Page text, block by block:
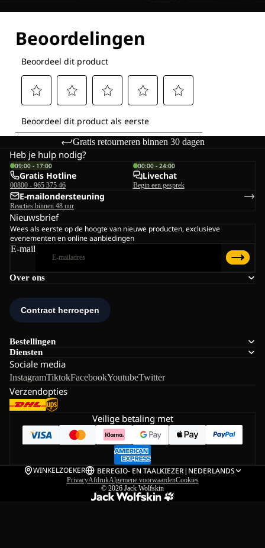
Gratis retourneren binnen 30 dagen
Over ons
Bestellingen
Diensten
Sociale media
InstagramTiktokFacebookYoutubeTwitter
Verzendopties
Heb je hulp nodig?
09:00 - 17:00
Gratis Hotline
00800 - 965 375 46
00:00 - 24:00
Livechat
Begin een gesprek
E-mailondersteuning
Reacties binnen 48 uur
Nieuwsbrief
Wees als eerste op de hoogte van nieuwe producten, exclusieve
evenementen en online aanbiedingen
E-mail
Veilige betaling met
WINKELZOEKER BEREGIO- EN TAALKIEZER| NEDERLANDS
PrivacyAfdrukAlgemene voorwaardenCookies
© 2026 Jack Wolfskin